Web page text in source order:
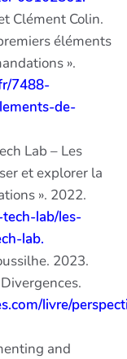
Clément Colin.
éléments
».
7488-
de-
Lab – Les
et explorer la
». 2022.
lab/les-
lab.
2023.
livre/
and